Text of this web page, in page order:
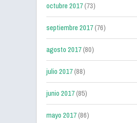
octubre 2017(73)
septiembre 2017(76)
agosto 2017(80)
julio 2017(88)
junio 2017(85)
mayo 2017(86)